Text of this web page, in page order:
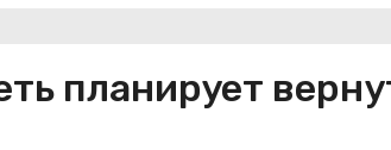
планирует